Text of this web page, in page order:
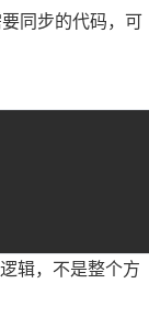
同步的代码，可
辑，不是整个方